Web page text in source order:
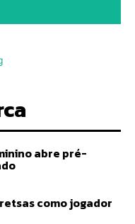
abre pré-
como jogador